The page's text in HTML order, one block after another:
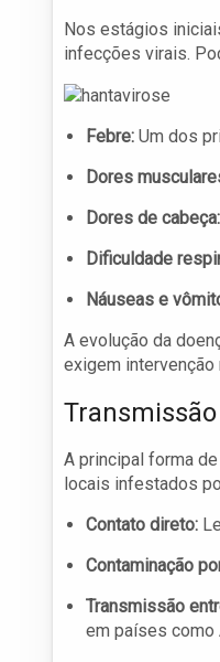
Nos estágios
infecções virais.
Febre: Um dos
Dores
Dores de cabeça:
Dificuldade
Náuseas e
A evolução da
exigem intervenção
A principal forma
locais infestados
Contato direto:
Contaminação
Transmissão
em países como